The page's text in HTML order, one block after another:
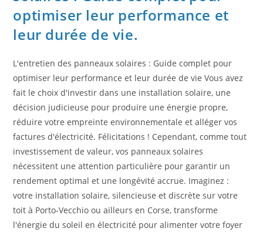
optimiser leur performance et
leur durée de vie.
L'entretien des panneaux solaires : Guide complet pour
optimiser leur performance et leur durée de vie Vous avez
fait le choix d'investir dans une installation solaire, une
décision judicieuse pour produire une énergie propre,
réduire votre empreinte environnementale et alléger vos
factures d'électricité. Félicitations ! Cependant, comme tout
investissement de valeur, vos panneaux solaires
nécessitent une attention particulière pour garantir un
rendement optimal et une longévité accrue. Imaginez :
votre installation solaire, silencieuse et discrète sur votre
toit à Porto-Vecchio ou ailleurs en Corse, transforme
l'énergie du soleil en électricité pour alimenter votre foyer